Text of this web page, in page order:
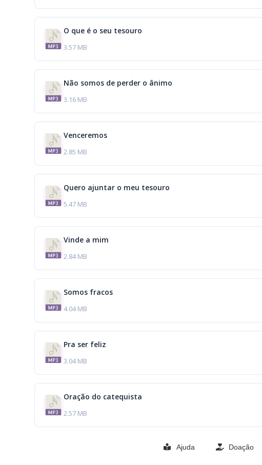
O que é o seu tesouro
3.57 MB
Não somos de perder o ânimo
3.16 MB
Venceremos
2.85 MB
Quero ajuntar o meu tesouro
5.47 MB
Vinde a mim
2.84 MB
Somos fracos
4.04 MB
Pra ser feliz
3.04 MB
Oração do catequista
2.57 MB
Ajuda Doação